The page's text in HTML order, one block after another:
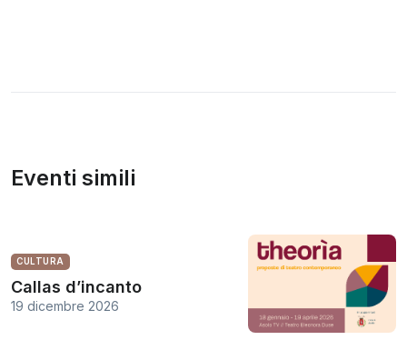
Eventi simili
CULTURA
Callas d’incanto
19 dicembre 2026